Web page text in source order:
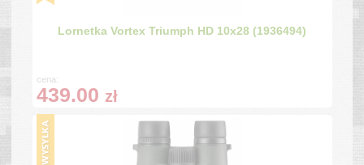
Lornetka Vortex Triumph HD 10x28 (1936494)
cena:
439.00 zł